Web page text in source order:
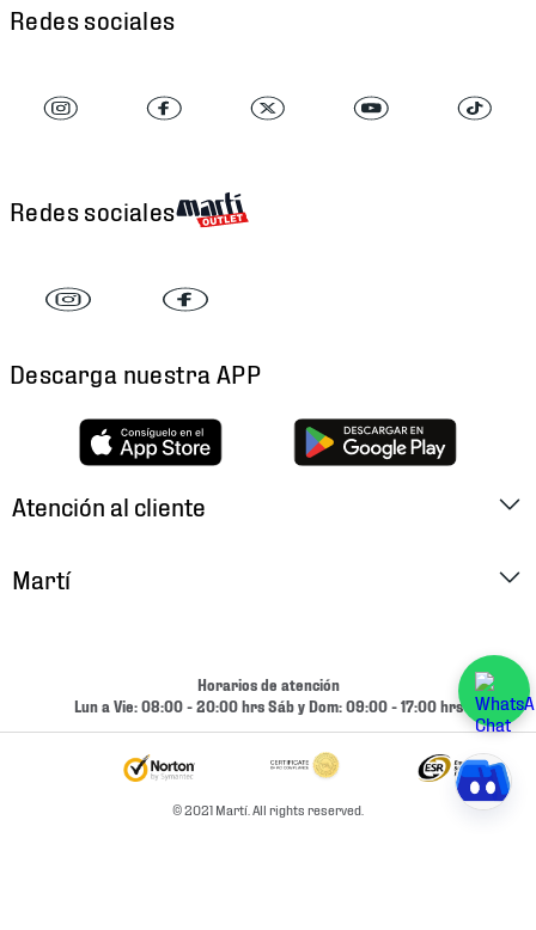
Redes sociales
Redes sociales
Descarga nuestra APP
Atención al cliente
Cambios y Devoluciones
Condiciones de Entrega
Martí
Términos y Condiciones
Horarios de atención
Lun a Vie: 08:00 - 20:00 hrs Sáb y Dom: 09:00 - 17:00 hrs
© 2021 Martí. All rights reserved.